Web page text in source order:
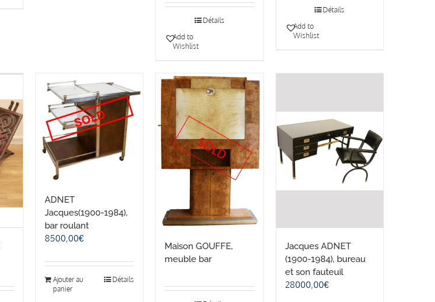
Détails
Add to
Wishlist
Détails
Add to
Wishlist
ADNET
Jacques(1900-1984),
bar roulant
8500,00€
Ajouter au
panier
Détails
Maison GOUFFE,
meuble bar
Jacques ADNET
(1900-1984), bureau
et son fauteuil
28000,00€